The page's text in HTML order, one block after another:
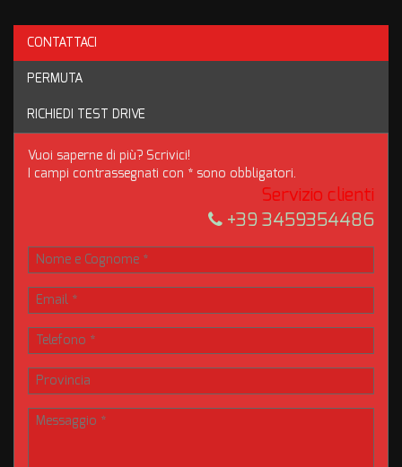
CONTATTACI
PERMUTA
RICHIEDI TEST DRIVE
Vuoi saperne di più? Scrivici!
I campi contrassegnati con * sono obbligatori.
Servizio clienti
+39 3459354486